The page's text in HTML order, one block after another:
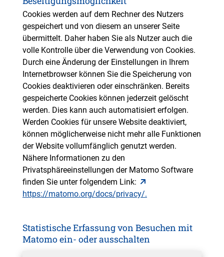
Cookies werden auf dem Rechner des Nutzers
gespeichert und von diesem an unserer Seite
übermittelt. Daher haben Sie als Nutzer auch die
volle Kontrolle über die Verwendung von Cookies.
Durch eine Änderung der Einstellungen in Ihrem
Internetbrowser können Sie die Speicherung von
Cookies deaktivieren oder einschränken. Bereits
gespeicherte Cookies können jederzeit gelöscht
werden. Dies kann auch automatisiert erfolgen.
Werden Cookies für unsere Website deaktiviert,
können möglicherweise nicht mehr alle Funktionen
der Website vollumfänglich genutzt werden.
Nähere Informationen zu den
Privatsphäreeinstellungen der Matomo Software
finden Sie unter folgendem Link:
https://matomo.org/docs/privacy/.
Statistische Erfassung von Besuchen mit
Matomo ein- oder ausschalten